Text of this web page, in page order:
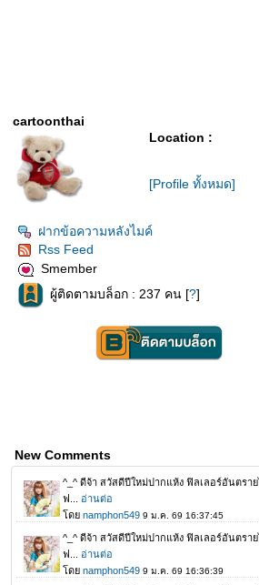
cartoonthai
Location :
[Profile ทั้งหมด]
ฝากข้อความหลังไมค์
Rss Feed
Smember
ผู้ติดตามบล็อก : 237 คน [?]
New Comments